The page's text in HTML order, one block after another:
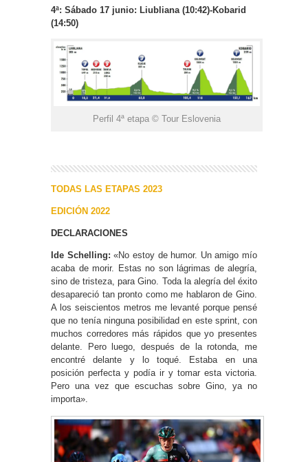
4ª: Sábado 17 junio: Liubliana (10:42)-Kobarid
(14:50)
Perfil 4ª etapa © Tour Eslovenia
TODAS LAS ETAPAS 2023
EDICIÓN 2022
DECLARACIONES
Ide Schelling: «No estoy de humor. Un amigo mío
acaba de morir. Estas no son lágrimas de alegría,
sino de tristeza, para Gino. Toda la alegría del éxito
desapareció tan pronto como me hablaron de Gino.
A los seiscientos metros me levanté porque pensé
que no tenía ninguna posibilidad en este sprint, con
muchos corredores más rápidos que yo presentes
delante. Pero luego, después de la rotonda, me
encontré delante y lo toqué. Estaba en una
posición perfecta y podía ir y tomar esta victoria.
Pero una vez que escuchas sobre Gino, ya no
importa».